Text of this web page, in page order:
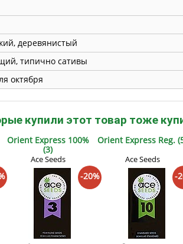
деревянистый
типично сативы
октября
купили этот товар тоже
Orient Express 100%
(3)
Ace Seeds
-20%
Orient Express Reg.
Ace Seeds
-